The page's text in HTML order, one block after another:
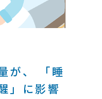
が、 「睡
」に影響